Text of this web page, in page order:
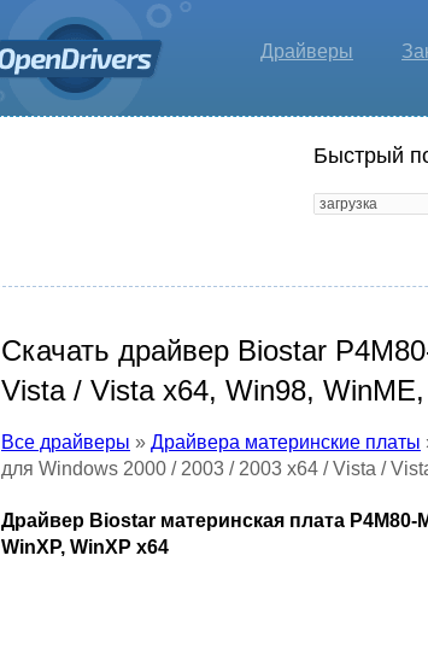
Драйверы
Быстрый
Скачать драйвер Biostar
Vista / Vista x64, Win98,
Все драйверы » Драйвера материнские платы
для Windows 2000 / 2003 / 2003 x64 / Vista /
Драйвер Biostar материнская плата P4M80-
WinXP, WinXP x64